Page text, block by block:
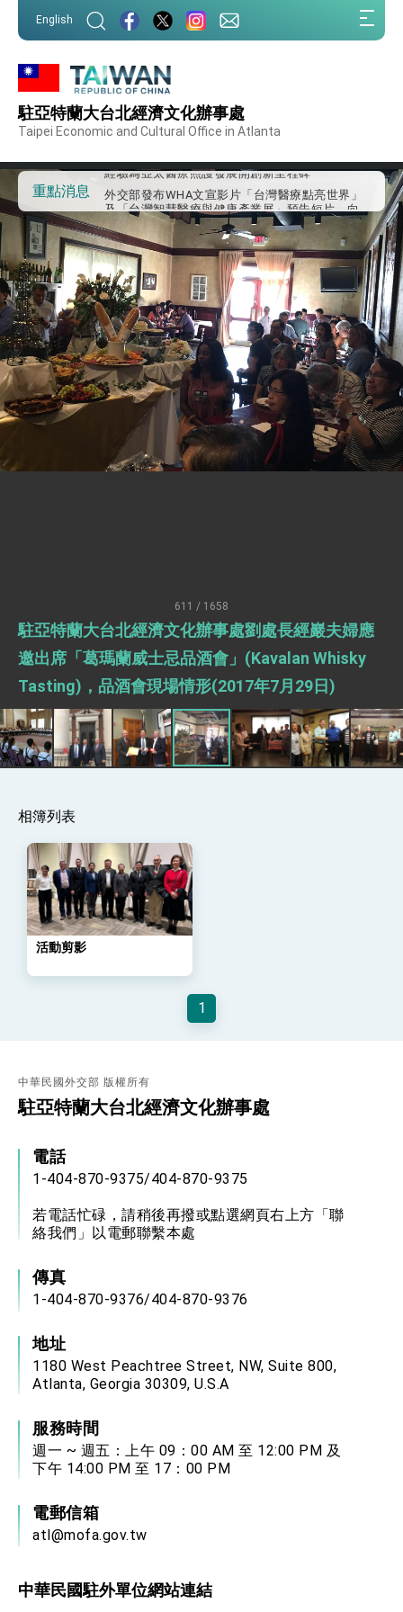
English
駐亞特蘭大台北經濟文化辦事處
Taipei Economic and Cultural Office in Atlanta
重點消息
外交部重要言論
我國政府將在美國亞利桑納州設立「駐鳳凰城辦
事處」，進一步深化台美交流合作
經驗為亞太醫療照護發展開創新里程碑
及「台灣智慧醫療與健康產業展」預告短片，向
世界展現台灣守護全球健康的創新能量
總統出訪史瓦帝尼返國談話 強調臺灣人有權利
走向世界 盼與理念相近國家共同維護國際秩序
堅定走向世界 賴總統抵達史瓦帝尼王國進行國是
訪問
總統與五院院長新春茶敘 盼化分歧為團結、為
國家邁出合作第一步
總統農曆春節談話
台美貿易協議完成簽署達成6大目標、創5大歷史
性突破 總統強調將以3大面向加速臺灣經濟轉型
升級 籲請立院全力支持並盡速通過
臺美簽署「對等貿易協定」確立對等關稅15%且不
疊加 我輸美2072項產品豁免對等關稅
總統接受「法新社」（AFP）專訪內容
外交部長林佳龍於《外交事務》撰文指出：自由
訪問團
外交部長林佳龍接見美國智庫「德國馬歇爾基金
會」訪問團一行，深化跨大西洋戰略夥伴關係
臺美經貿談判獲階段性成果 卓揆期勉爭取時間完
卓揆：臺美關稅談判階段性結果有助臺灣取得有
利戰略地位 全力支持「臺美對等貿易協定」簽署
外交部與數位發展部攜手合作，整合台灣雄厚數
「總合外交」與台歐美日關係深化
總統以「韌性之島，希望之光」為題發表2026新
年談話
總統主持「守護民主台灣國安行動方案」記者
會 強調以實力守護台海和平 以決心掌握國家
命運
總統發表執政周年談話 盼面對未來挑戰 堅持
賴總統就職演說影片
外交部重要言論
我國政府將在美國亞利桑納州設立「駐鳳凰城辦
611 / 1658
駐亞特蘭大台北經濟文化辦事處劉處長經巖夫婦應
邀出席「葛瑪蘭威士忌品酒會」(Kavalan Whisky
Tasting)，品酒會現場情形(2017年7月29日)
相簿列表
活動剪影
1
中華民國外交部 版權所有
駐亞特蘭大台北經濟文化辦事處
電話
1-404-870-9375/404-870-9375
若電話忙碌，請稍後再撥或點選網頁右上方「聯
絡我們」以電郵聯繫本處
傳真
1-404-870-9376/404-870-9376
地址
1180 West Peachtree Street, NW, Suite 800,
Atlanta, Georgia 30309, U.S.A
服務時間
週一 ~ 週五：上午 09：00 AM 至 12:00 PM 及
下午 14:00 PM 至 17：00 PM
電郵信箱
atl@mofa.gov.tw
中華民國駐外單位網站連結